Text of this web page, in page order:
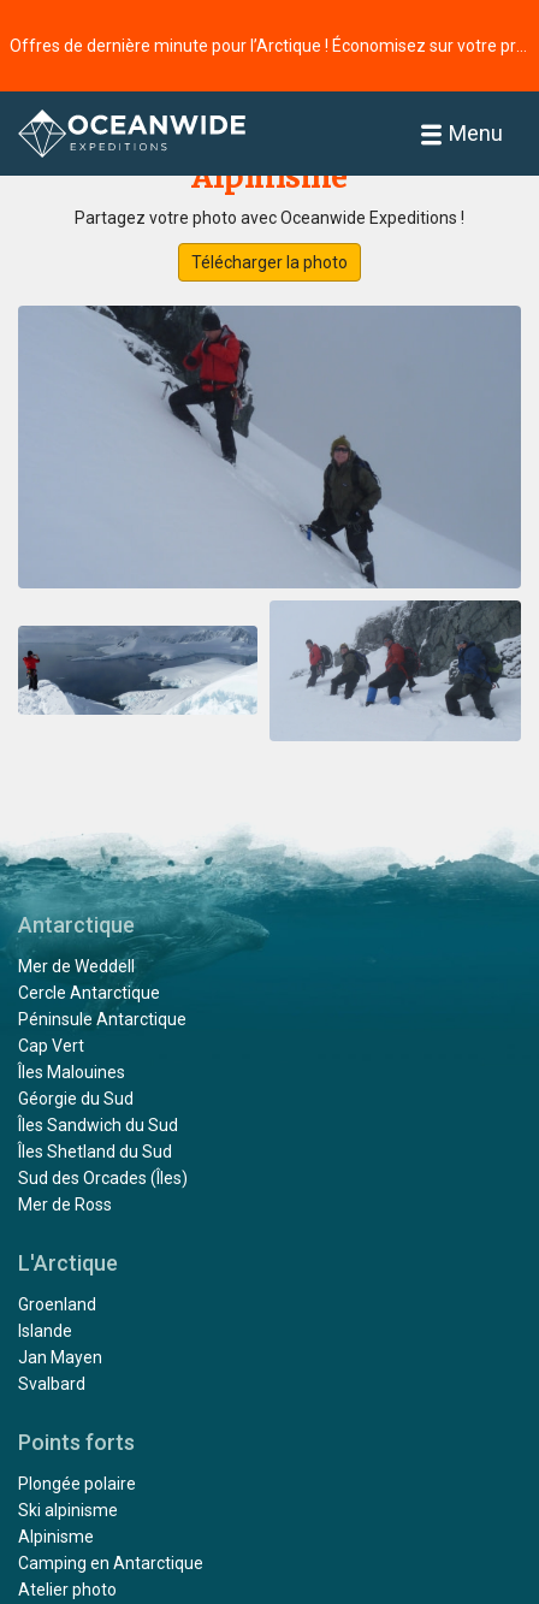
Menu
Accueil
Alpinisme
Partagez votre photo avec Oceanwide Expeditions !
Télécharger la photo
Antarctique
Mer de Weddell
Cercle Antarctique
Péninsule Antarctique
Cap Vert
Îles Malouines
Géorgie du Sud
Îles Sandwich du Sud
Îles Shetland du Sud
Sud des Orcades (Îles)
Mer de Ross
L'Arctique
Groenland
Islande
Jan Mayen
Svalbard
Points forts
Plongée polaire
Ski alpinisme
Alpinisme
Camping en Antarctique
Atelier photo